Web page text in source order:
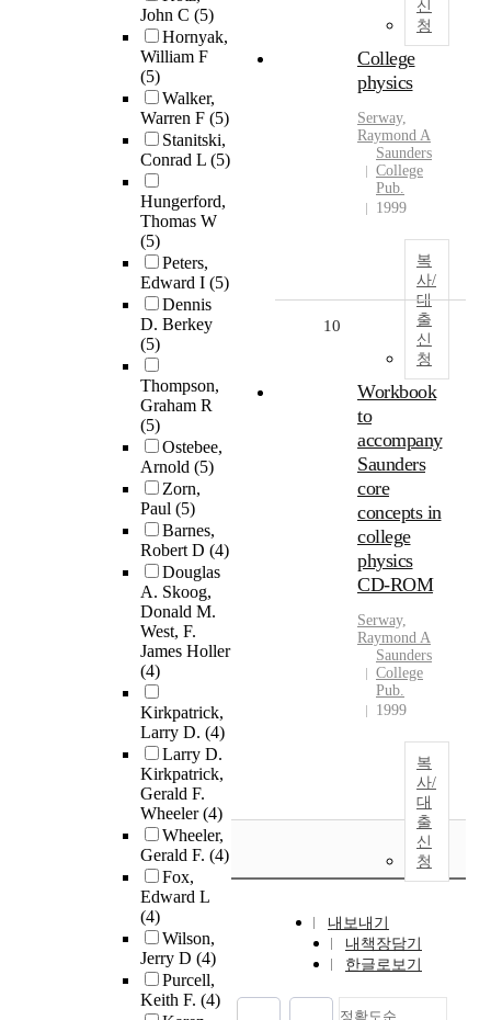
John C (5)
Hornyak,
William F
(5)
Walker,
Warren F (5)
Stanitski,
Conrad L (5)
Hungerford,
Thomas W
(5)
Peters,
Edward I (5)
Dennis
D. Berkey
(5)
Thompson,
Graham R
(5)
Ostebee,
Arnold (5)
Zorn,
Paul (5)
Barnes,
Robert D (4)
Douglas
A. Skoog,
Donald M.
West, F.
James Holler
(4)
Kirkpatrick,
Larry D. (4)
Larry D.
Kirkpatrick,
Gerald F.
Wheeler(4)
Wheeler,
Gerald F. (4)
Fox,
Edward L
(4)
Wilson,
Jerry D (4)
Purcell,
Keith F. (4)
신
청
College
physics
Serway,
Raymond A
Saunders
College
Pub.
1999
복
사/
대
출
신
청
10
Workbook
to
accompany
Saunders
core
concepts in
college
physics
CD-ROM
Serway,
Raymond A
Saunders
College
Pub.
1999
복
사/
대
출
신
청
내보내기
내책장담기
한글로보기
정확도순